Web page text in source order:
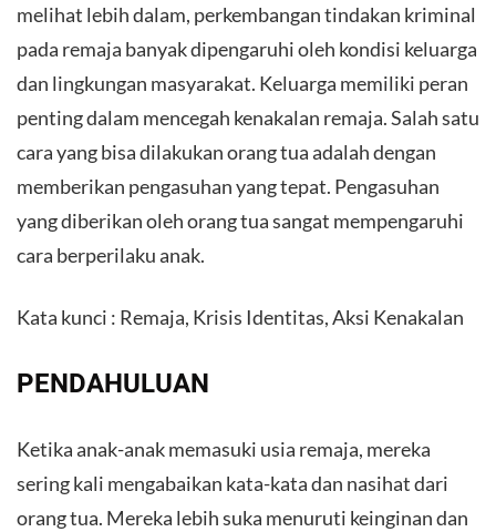
melihat lebih dalam, perkembangan tindakan kriminal
pada remaja banyak dipengaruhi oleh kondisi keluarga
dan lingkungan masyarakat. Keluarga memiliki peran
penting dalam mencegah kenakalan remaja. Salah satu
cara yang bisa dilakukan orang tua adalah dengan
memberikan pengasuhan yang tepat. Pengasuhan
yang diberikan oleh orang tua sangat mempengaruhi
cara berperilaku anak.
Kata kunci : Remaja, Krisis Identitas, Aksi Kenakalan
PENDAHULUAN
Ketika anak-anak memasuki usia remaja, mereka
sering kali mengabaikan kata-kata dan nasihat dari
orang tua. Mereka lebih suka menuruti keinginan dan